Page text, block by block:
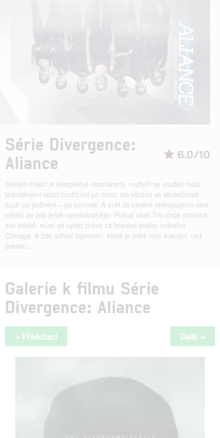
6.0/10
Série Divergence:
Aliance
Systém frakcí je kompletně rozvrácený, rozhoří se souboj mezi
jednotlivými vůdci toužícími po moci, ale všichni ve skutečnosti
touží po jediném – po pomstě. A svět za plotem obklopujícím celé
město se zdá ještě nemilosrdnější. Pokud však Tris chce ochránit
své blízké, musí se vydat právě za hranice svého rodného
Chicaga. A zde odhalí tajemství, které je ještě více šokující, než
čekala...
Galerie k filmu Série
Divergence: Aliance
« Předchozí Další »